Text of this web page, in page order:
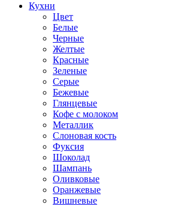
Кухни
Цвет
Белые
Черные
Желтые
Красные
Зеленые
Серые
Бежевые
Глянцевые
Кофе с молоком
Металлик
Слоновая кость
Фуксия
Шоколад
Шампань
Оливковые
Оранжевые
Вишневые